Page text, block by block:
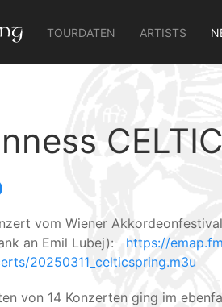
TOURDATEN ARTISTS
vom Wiener
an Emil Lubej): https://
20250311_celticspring.m3u
von 14 Konzerten ging im